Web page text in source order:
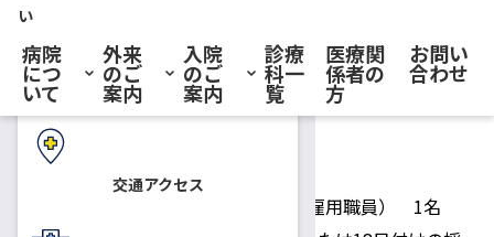
い
病院
につ
いて
外来
のご
案内
入院
のご
案内
診療
科一
覧
医療関
係者の
方
お問い
合わせ
員）募集【締切：令和7年2月
28日(金)必着】
2025.01.17
事務補佐員（短時間雇用職員） 1名
入院・ご面会の方へ
交通アクセス